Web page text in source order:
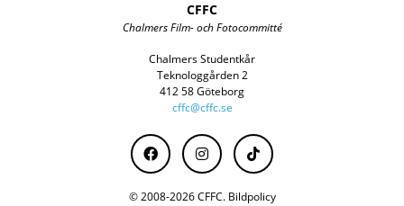
CFFC
Chalmers Film- och Fotocommitté
Chalmers Studentkår
Teknologgården 2
412 58 Göteborg
cffc@cffc.se
© 2008-2026 CFFC. Bildpolicy